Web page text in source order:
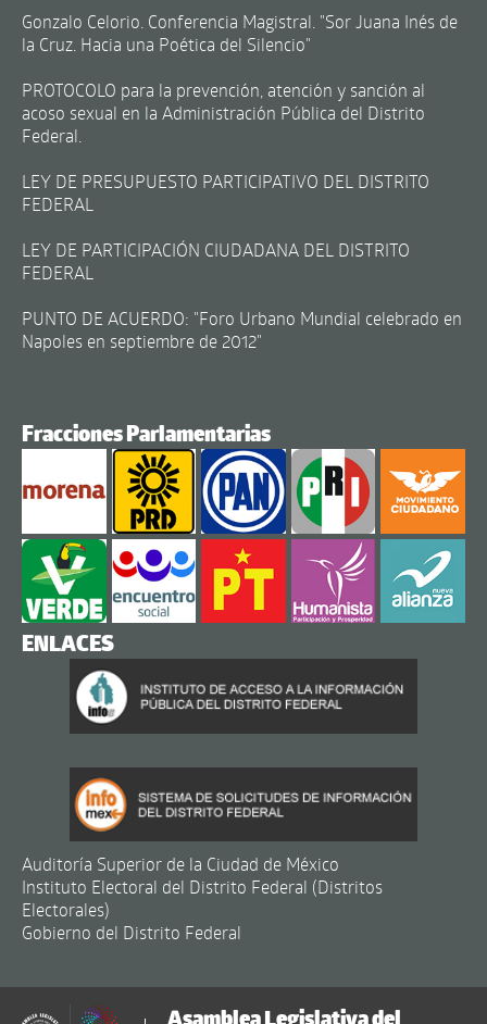
Gonzalo Celorio. Conferencia Magistral. "Sor Juana Inés de
la Cruz. Hacia una Poética del Silencio"
PROTOCOLO para la prevención, atención y sanción al
acoso sexual en la Administración Pública del Distrito
Federal.
LEY DE PRESUPUESTO PARTICIPATIVO DEL DISTRITO
FEDERAL
LEY DE PARTICIPACIÓN CIUDADANA DEL DISTRITO
FEDERAL
PUNTO DE ACUERDO: "Foro Urbano Mundial celebrado en
Napoles en septiembre de 2012"
Fracciones Parlamentarias
ENLACES
Auditoría Superior de la Ciudad de México
Instituto Electoral del Distrito Federal (Distritos
Electorales)
Gobierno del Distrito Federal